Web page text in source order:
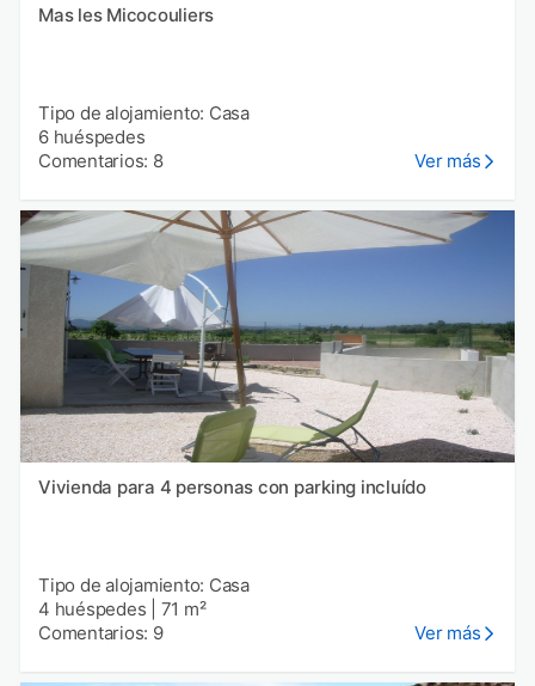
Mas les Micocouliers
Tipo de alojamiento: Casa
6 huéspedes
Comentarios: 8
Ver más
Vivienda para 4 personas con parking incluído
Tipo de alojamiento: Casa
4 huéspedes
71 m²
Comentarios: 9
Ver más